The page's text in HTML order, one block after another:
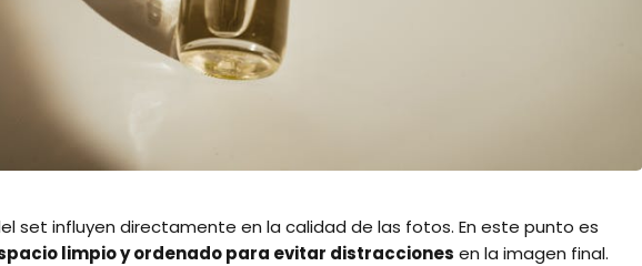
set influyen directamente en la calidad de las fotos. En este punto es
limpio y ordenado para evitar distracciones en la imagen final.